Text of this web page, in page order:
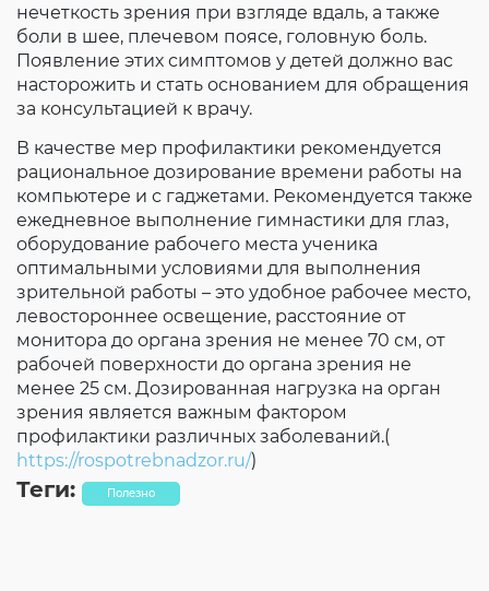
нечеткость зрения при взгляде вдаль, а также
боли в шее, плечевом поясе, головную боль.
Появление этих симптомов у детей должно вас
насторожить и стать основанием для обращения
за консультацией к врачу.
В качестве мер профилактики рекомендуется
рациональное дозирование времени работы на
компьютере и с гаджетами. Рекомендуется также
ежедневное выполнение гимнастики для глаз,
оборудование рабочего места ученика
оптимальными условиями для выполнения
зрительной работы – это удобное рабочее место,
левостороннее освещение, расстояние от
монитора до органа зрения не менее 70 см, от
рабочей поверхности до органа зрения не
менее 25 см. Дозированная нагрузка на орган
зрения является важным фактором
профилактики различных заболеваний.(
https://rospotrebnadzor.ru/)
Теги: Полезно